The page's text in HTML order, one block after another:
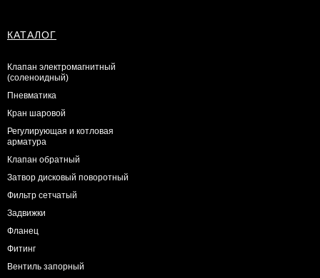
КАТАЛОГ
Клапан электромагнитный
(соленоидный)
Пневматика
Кран шаровой
Регулирующая и котловая
арматура
Клапан обратный
Затвор дисковый поворотный
Фильтр сетчатый
Задвижки
Фланец
Фитинг
Вентиль запорный